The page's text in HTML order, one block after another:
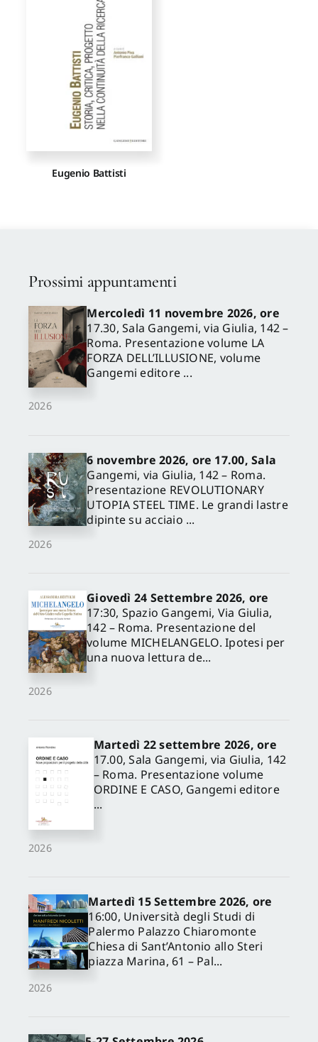
Proposte di pubblicazione
Gangemi Editore
Newsletter
Eugenio Battisti
Prossimi appuntamenti
2026
Mercoledì 11 novembre 2026, ore
17.30, Sala Gangemi, via Giulia, 142 –
Roma. Presentazione volume LA
FORZA DELL’ILLUSIONE, volume
Gangemi editore ...
2026
6 novembre 2026, ore 17.00, Sala
Gangemi, via Giulia, 142 – Roma.
Presentazione REVOLUTIONARY
UTOPIA STEEL TIME. Le grandi lastre
dipinte su acciaio ...
2026
Giovedì 24 Settembre 2026, ore
17:30, Spazio Gangemi, Via Giulia,
142 – Roma. Presentazione del
volume MICHELANGELO. Ipotesi per
una nuova lettura de...
2026
Martedì 22 settembre 2026, ore
17.00, Sala Gangemi, via Giulia, 142
– Roma. Presentazione volume
ORDINE E CASO, Gangemi editore
...
2026
Martedì 15 Settembre 2026, ore
16:00, Università degli Studi di
Palermo Palazzo Chiaromonte
Chiesa di Sant’Antonio allo Steri
piazza Marina, 61 – Pal...